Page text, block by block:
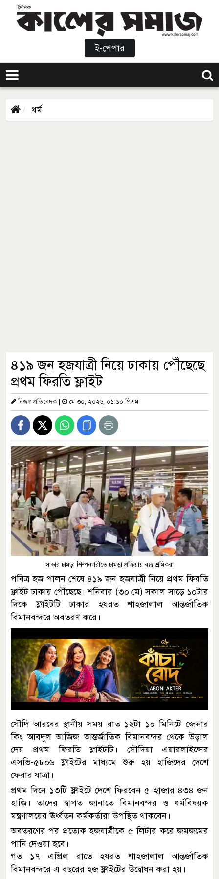
ই-পেপার
ধর্ম
৪১৯ জন হজযাত্রী নিয়ে ঢাকায় পৌঁছেছে
প্রথম ফিরতি ফ্লাইট
নিজস্ব প্রতিবেদক| মে ৩০, ২০২৬, ০১:১০ পিএম
সাভার চামড়া শিল্পনগরীতে চামড়া প্রক্রিয়ায় ব্যস্ত শ্রমিকরা
পবিত্র হজ পালন শেষে ৪১৯ জন হজযাত্রী নিয়ে প্রথম ফিরতি
ফ্লাইট ঢাকায় পৌঁছেছে। শনিবার (৩০ মে) সকাল সাড়ে ১০টার
দিকে ফ্লাইটটি ঢাকার হযরত শাহজালাল আন্তর্জাতিক
বিমানবন্দরে অবতরণ করে।
সৌদি আরবের স্থানীয় সময় রাত ১২টা ১০ মিনিটে জেদ্দার
কিং আবদুল আজিজ আন্তর্জাতিক বিমানবন্দর থেকে উড়াল
দেয় প্রথম ফিরতি ফ্লাইটটি। সৌদিয়া এয়ারলাইন্সের
এসভি-৫৮০৬ ফ্লাইটের মাধ্যমে শুরু হয় হাজিদের দেশে
ফেরার যাত্রা।
প্রথম দিনে ১৩টি ফ্লাইটে দেশে ফিরবেন ৫ হাজার ৪৩৪ জন
হাজি। তাদের স্বাগত জানাতে বিমানবন্দর ও ধর্মবিষয়ক
মন্ত্রণালয়ের ঊর্ধ্বতন কর্মকর্তারা উপস্থিত থাকবেন।
অবতরণের পর প্রত্যেক হজযাত্রীকে ৫ লিটার করে জমজমের
পানি দেওয়া হবে।
গত ১৭ এপ্রিল রাতে হযরত শাহজালাল আন্তর্জাতিক
বিমানবন্দরে এ বছরের হজ ফ্লাইটের উদ্বোধন করা হয়।